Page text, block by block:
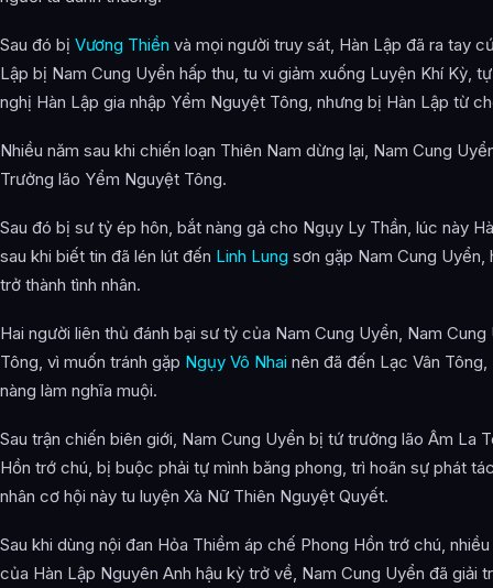
Sau đó bị Vương Thiền và mọi người truy sát, Hàn Lập đã ra tay
Lập bị Nam Cung Uyển hấp thu, tu vi giảm xuống Luyện Khí Kỳ,
nghị Hàn Lập gia nhập Yểm Nguyệt Tông, nhưng bị Hàn Lập từ
Nhiều năm sau khi chiến loạn Thiên Nam dừng lại, Nam Cung
Trưởng lão Yểm Nguyệt Tông.
Sau đó bị sư tỷ ép hôn, bắt nàng gả cho Ngụy Ly Thần, lúc này
sau khi biết tin đã lén lút đến Linh Lung sơn gặp Nam Cung Uyển,
trở thành tình nhân.
Hai người liên thủ đánh bại sư tỷ của Nam Cung Uyển, Nam
Tông, vì muốn tránh gặp Ngụy Vô Nhai nên đã đến Lạc Vân
nàng làm nghĩa muội.
Sau trận chiến biên giới, Nam Cung Uyển bị tứ trưởng lão Âm La
Hồn trớ chú, bị buộc phải tự mình băng phong, trì hoãn sự phát
nhân cơ hội này tu luyện Xà Nữ Thiên Nguyệt Quyết.
Sau khi dùng nội đan Hỏa Thiềm áp chế Phong Hồn trớ chú,
của Hàn Lập Nguyên Anh hậu kỳ trở về, Nam Cung Uyển đã giải